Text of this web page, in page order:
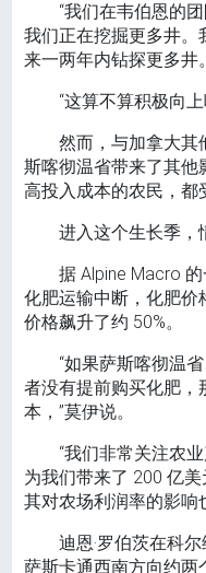
“我们在韦伯恩的
我们正在挖掘更多井。
来一两年内钻探更多井
“这算不算积极向上
然而，与加拿大其
斯喀彻温省带来了其他
高投入成本的农民，都
进入这个生长季，
据 Alpine Macro
化肥运输中断，化肥价
价格飙升了约 50%。
“如果萨斯喀彻温
者没有提前购买化肥
本，”莫伊说。
“我们非常关注农
为我们带来了 200 亿
其对农场利润率的影响
迪恩·罗伯茨在科
萨斯卡通西南方向约